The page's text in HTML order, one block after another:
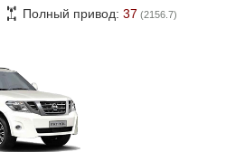
Полный привод: 37 (2156.7)